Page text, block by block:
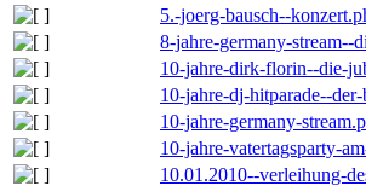
5.-joerg-bausch--
8-jahre-germany-stream--
10-jahre-dirk-florin--die-
10-jahre-dj-hitparade--
10-jahre-germany-
10-jahre-vatertagsparty-
10.01.2010--verleihung-